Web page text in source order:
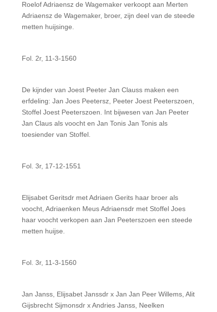
Roelof Adriaensz de Wagemaker verkoopt aan Merten
Adriaensz de Wagemaker, broer, zijn deel van de steede
metten huijsinge.
Fol. 2r, 11-3-1560
De kijnder van Joest Peeter Jan Clauss maken een
erfdeling: Jan Joes Peetersz, Peeter Joest Peeterszoen,
Stoffel Joest Peeterszoen. Int bijwesen van Jan Peeter
Jan Claus als voocht en Jan Tonis Jan Tonis als
toesiender van Stoffel.
Fol. 3r, 17-12-1551
Elijsabet Geritsdr met Adriaen Gerits haar broer als
voocht, Adriaenken Meus Adriaensdr met Stoffel Joes
haar voocht verkopen aan Jan Peeterszoen een steede
metten huijse.
Fol. 3r, 11-3-1560
Jan Janss, Elijsabet Janssdr x Jan Jan Peer Willems, Alit
Gijsbrecht Sijmonsdr x Andries Janss, Neelken